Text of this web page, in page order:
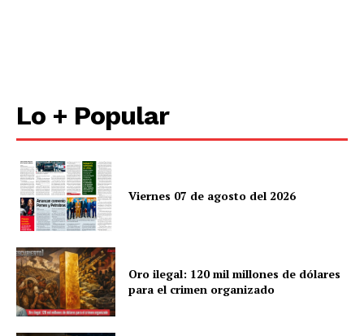
Lo + Popular
Viernes 07 de agosto del 2026
Oro ilegal: 120 mil millones de dólares
para el crimen organizado